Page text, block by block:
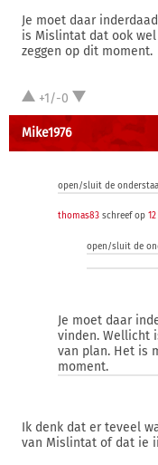
Je moet daar
is Mislintat dat ook
zeggen op dit moment.
+1/-0
Mike1976
open/sluit de
thomas83 schreef op
open/sluit de
Je moet daar
vinden. Wellicht
van plan. Het is
moment.
Ik denk dat er teveel
van Mislintat of dat ie